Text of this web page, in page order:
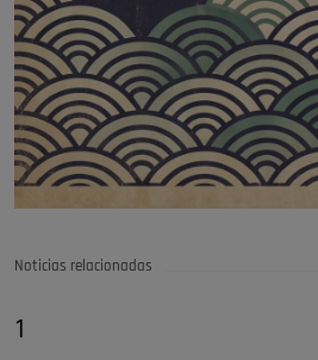
Noticias relacionadas
1